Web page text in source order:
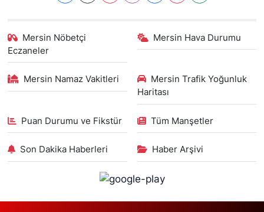
Mersin Nöbetçi
Eczaneler
Mersin Hava Durumu
Mersin Namaz Vakitleri
Mersin Trafik Yoğunluk
Haritası
Puan Durumu ve Fikstür Tüm Manşetler
Son Dakika Haberleri Haber Arşivi